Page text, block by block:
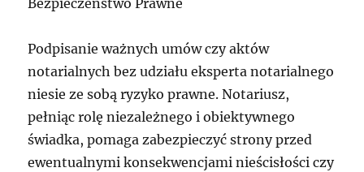
Bezpieczeństwo Prawne
Podpisanie ważnych umów czy aktów
notarialnych bez udziału eksperta notarialnego
niesie ze sobą ryzyko prawne. Notariusz,
pełniąc rolę niezależnego i obiektywnego
świadka, pomaga zabezpieczyć strony przed
ewentualnymi konsekwencjami nieścisłości czy